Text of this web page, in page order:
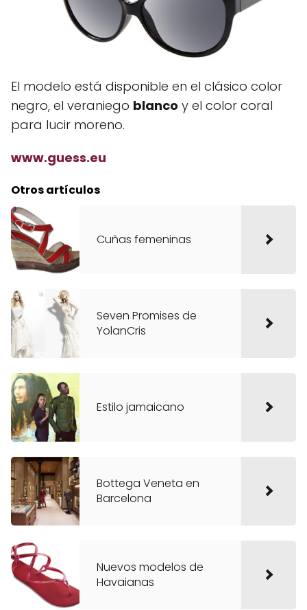
El modelo está disponible en el clásico color
negro, el veraniego blanco y el color coral
para lucir moreno.
www.guess.eu
Otros artículos
Cuñas femeninas
Seven Promises de
YolanCris
Estilo jamaicano
Bottega Veneta en
Barcelona
Nuevos modelos de
Havaianas